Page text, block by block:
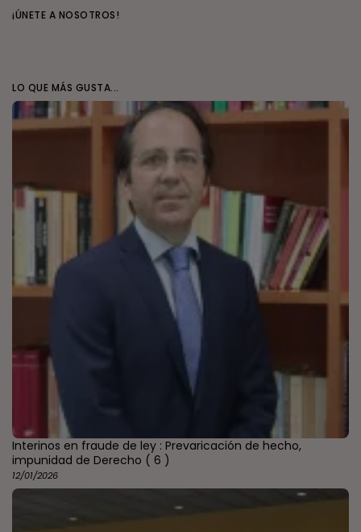
¡ÚNETE A NOSOTROS!
LO QUE MÁS GUSTA...
Interinos en fraude de ley : Prevaricación de hecho,
impunidad de Derecho ( 6 )
12/01/2026